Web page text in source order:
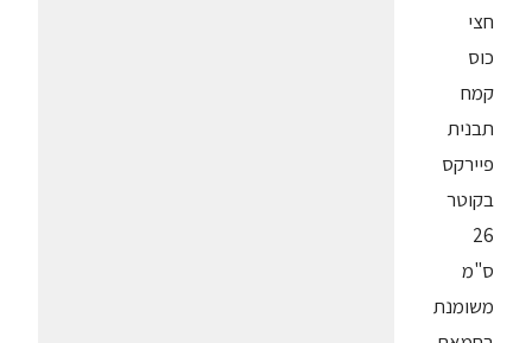
חצי
כוס
קמח
תבנית
פיירקס
בקוטר
26
ס"מ
משומנת